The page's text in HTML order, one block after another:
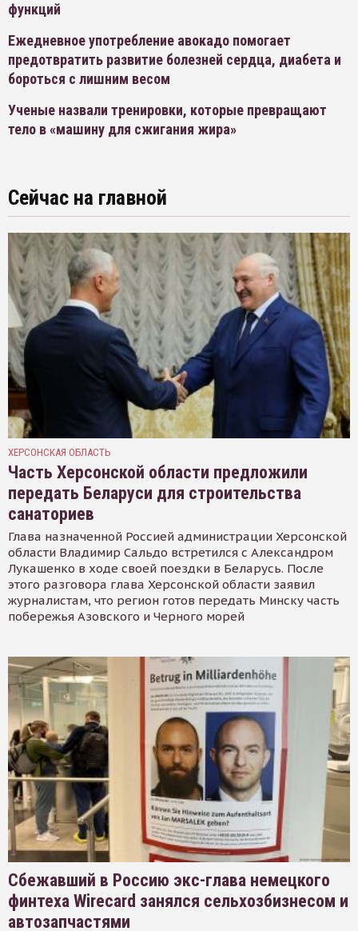
функций
Ежедневное употребление авокадо помогает
предотвратить развитие болезней сердца, диабета и
бороться с лишним весом
Ученые назвали тренировки, которые превращают
тело в «машину для сжигания жира»
Сейчас на главной
ХЕРСОНСКАЯ ОБЛАСТЬ
Часть Херсонской области предложили
передать Беларуси для строительства
санаториев
Глава назначенной Россией администрации Херсонской
области Владимир Сальдо встретился с Александром
Лукашенко в ходе своей поездки в Беларусь. После
этого разговора глава Херсонской области заявил
журналистам, что регион готов передать Минску часть
побережья Азовского и Черного морей
Сбежавший в Россию экс-глава немецкого
финтеха Wirecard занялся сельхозбизнесом и
автозапчастями